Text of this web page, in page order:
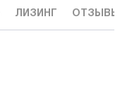
ЛИЗИНГ ОТЗЫВЫ